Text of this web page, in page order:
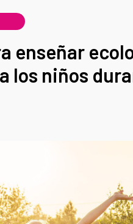
enseñar
los niños